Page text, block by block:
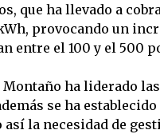
que ha llevado a
provocando un
entre el 100 y el 500
ha liderado
se ha
la necesidad de